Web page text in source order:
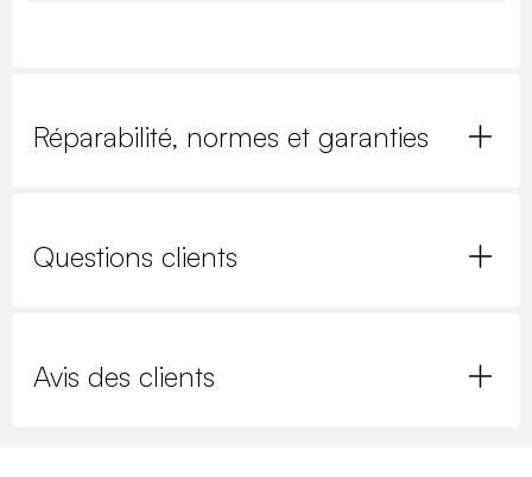
Réparabilité, normes et garanties
Questions clients
Avis des clients